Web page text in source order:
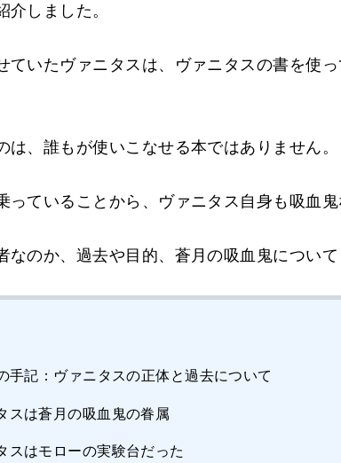
介しました。
ていたヴァニタスは、ヴァニタスの書を使
は、誰もが使いこなせる本ではありません。
っていることから、ヴァニタス自身も吸血鬼
なのか、過去や目的、蒼月の吸血鬼について
手記：ヴァニタスの正体と過去について
スは蒼月の吸血鬼の眷属
スはモローの実験台だった